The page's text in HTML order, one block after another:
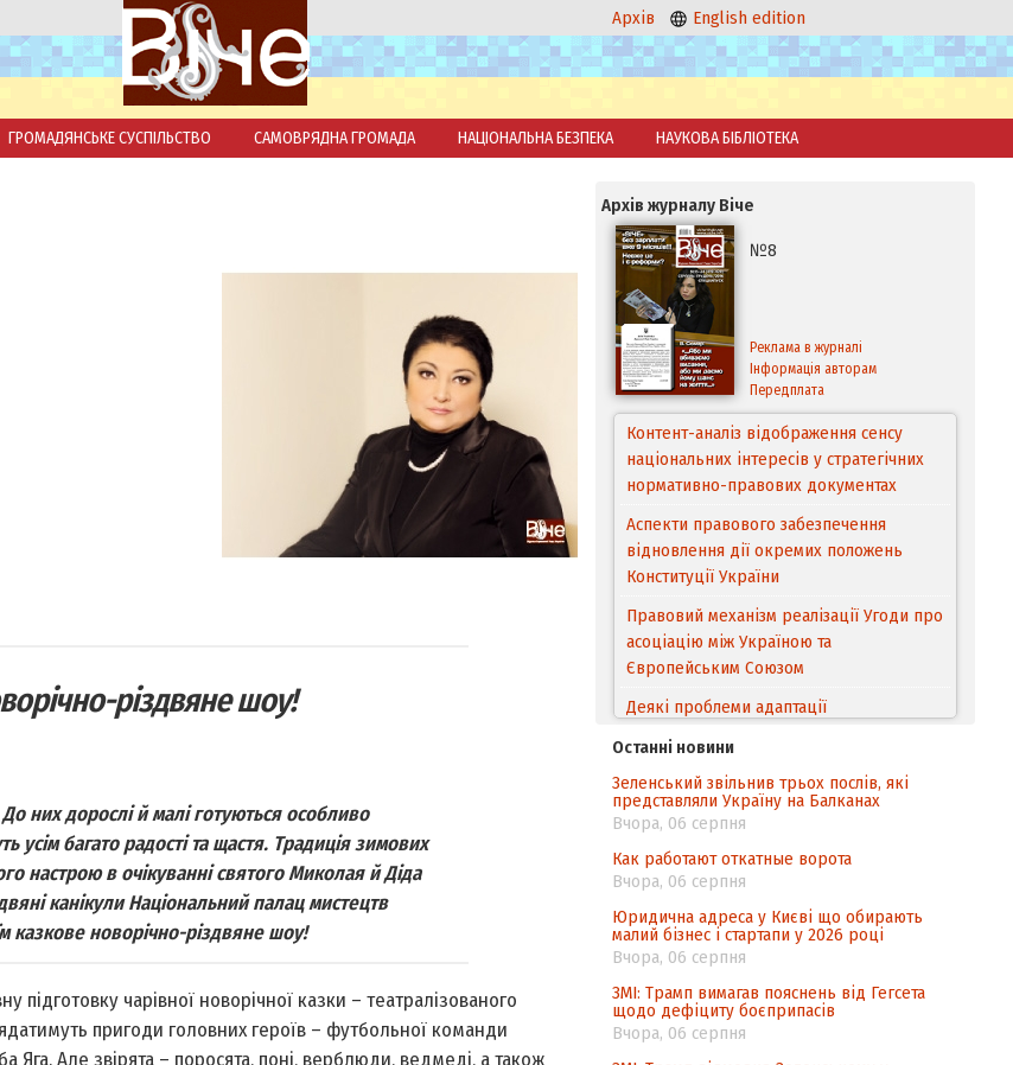
Архів English edition
ГРОМАДЯНСЬКЕ СУСПІЛЬСТВО САМОВРЯДНА ГРОМАДА НАЦІОНАЛЬНА БЕЗПЕКА НАУКОВА БІБЛІОТЕКА
різдвяне шоу!
них дорослі й малі готуються особливо
усім багато радості та щастя. Традиція зимових
настрою в очікуванні cвятого Миколая й Діда
канікули Національний палац мистецтв
казкове новорічно-різдвяне шоу!
чарівної новорічної казки – театралізованого
пригоди головних героїв – футбольної команди
Але звірята – поросята, поні, верблюди, ведмеді, а також
Архів журналу Віче
№8
Реклама в журналі
Інформація авторам
Передплата
Контент-аналіз відображення сенсу
національних інтересів у стратегічних
нормативно-правових документах
Аспекти правового забезпечення
відновлення дії окремих положень
Конституції України
Правовий механізм реалізації Угоди про
асоціацію між Україною та
Європейським Cоюзом
Деякі проблеми адаптації
походження товарів відповідно до
Угоди про торговельні аспекти прав
інтелектуальної власності (TRIPS) у
контексті євроінтеграції
Аналіз виборчого законодавства щодо
підрахунку голосів виборців
Інформаційна безпека суспільства
Останні новини
Зеленський звільнив трьох послів, які
представляли Україну на Балканах
Вчора, 06 серпня
Как работают откатные ворота
Вчора, 06 серпня
Юридична адреса у Києві що обирають
малий бізнес і стартапи у 2026 році
Вчора, 06 серпня
ЗМІ: Трамп вимагав пояснень від Гегсета
щодо дефіциту боєприпасів
Вчора, 06 серпня